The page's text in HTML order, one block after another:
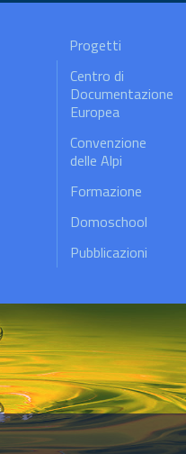
Progetti
Centro di
Documentazione
Europea
Convenzione
delle Alpi
Formazione
Domoschool
Pubblicazioni